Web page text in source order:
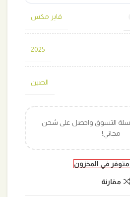
فاير مكس
2025
الصين
سلة التسوق واحصل على شحن
مجاني!
متوفر في المخزون
مقارنة